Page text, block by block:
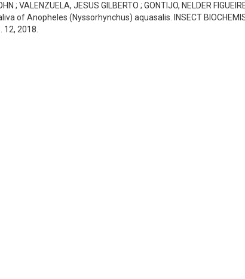
; VALENZUELA, JESUS GILBERTO ; GONTIJO, NELDER
of Anopheles (Nyssorhynchus) aquasalis. INSECT
12, 2018.